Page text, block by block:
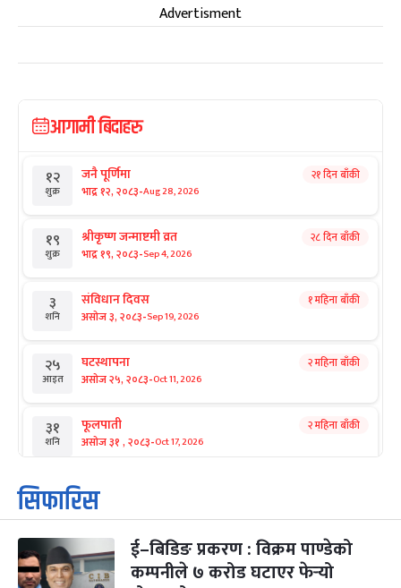
Advertisment
आगामी बिदाहरु
१२
शुक्र
जनै पूर्णिमा
भाद्र १२, २०८३-Aug 28, 2026
२१ दिन बाँकी
१९
शुक्र
श्रीकृष्ण जन्माष्टमी व्रत
भाद्र १९, २०८३-Sep 4, 2026
२८ दिन बाँकी
३
शनि
संविधान दिवस
असोज ३, २०८३-Sep 19, 2026
१ महिना बाँकी
२५
आइत
घटस्थापना
असोज २५, २०८३-Oct 11, 2026
२ महिना बाँकी
३१
शनि
फूलपाती
असोज ३१ , २०८३-Oct 17, 2026
२ महिना बाँकी
१
आइत
कार्तिक सङ्क्रान्ति
कार्तिक १, २०८३
३
मंगल
महानवमी
कार्तिक ३, २०८३-Oct 20, 2026
२ महिना बाँकी
सिफारिस
ई–बिडिङ प्रकरण : विक्रम पाण्डेको
कम्पनीले ७ करोड घटाएर फेर्‍यो